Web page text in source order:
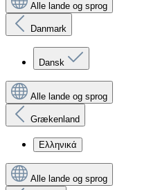
Alle lande og sprog
Danmark
Dansk
Alle lande og sprog
Grækenland
Ελληνικά
Alle lande og sprog